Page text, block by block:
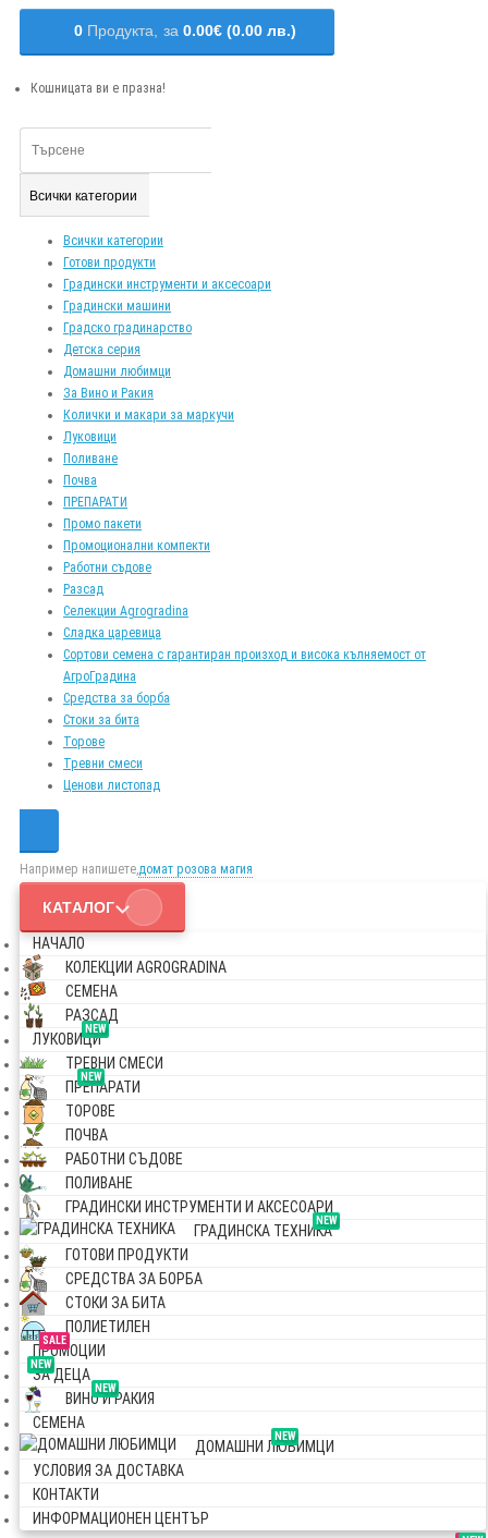
0 Продукта, за 0.00€ (0.00 лв.)
Кошницата ви е празна!
Всички категории
Всички категории
Готови продукти
Градински инструменти и аксесоари
Градински машини
Градско градинарство
Детска серия
Домашни любимци
За Вино и Ракия
Колички и макари за маркучи
Луковици
Поливане
Почва
ПРЕПАРАТИ
Промо пакети
Промоционални компекти
Работни съдове
Разсад
Селекции Agrogradina
Сладка царевица
Сортови семена с гарантиран произход и висока кълняемост от
АгроГрадина
Средства за борба
Стоки за бита
Торове
Тревни смеси
Ценови листопад
Например напишете,домат розова магия
КАТАЛОГ
НАЧАЛО
КОЛЕКЦИИ AGROGRADINA
СЕМЕНА
РАЗСАД
NEW
ЛУКОВИЦИ
ТРЕВНИ СМЕСИ
NEW
ПРЕПАРАТИ
ТОРОВЕ
ПОЧВА
РАБОТНИ СЪДОВЕ
ПОЛИВАНЕ
ГРАДИНСКИ ИНСТРУМЕНТИ И АКСЕСОАРИ
NEW
ГРАДИНСКА ТЕХНИКА
ГОТОВИ ПРОДУКТИ
СРЕДСТВА ЗА БОРБА
СТОКИ ЗА БИТА
ПОЛИЕТИЛЕН
SALE
ПРОМОЦИИ
NEW
ЗА ДЕЦА
NEW
ВИНО И РАКИЯ
СЕМЕНА
NEW
ДОМАШНИ ЛЮБИМЦИ
УСЛОВИЯ ЗА ДОСТАВКА
КОНТАКТИ
ИНФОРМАЦИОНЕН ЦЕНТЪР